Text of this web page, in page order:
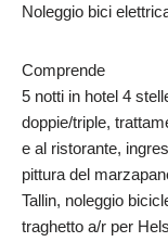
Noleggio bici
Comprende
5 notti in hotel 4
doppie/triple,
e al ristorante,
pittura del
Tallin, noleggio
traghetto a/r per